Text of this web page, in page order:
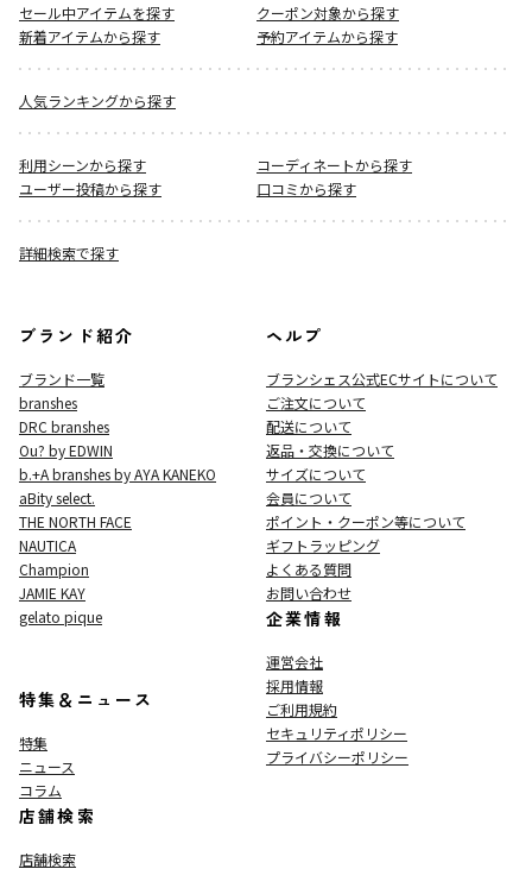
セール中アイテムを探す
クーポン対象から探す
新着アイテムから探す
予約アイテムから探す
人気ランキングから探す
利用シーンから探す
コーディネートから探す
ユーザー投稿から探す
口コミから探す
詳細検索で探す
ブランド紹介
ブランド一覧
branshes
DRC branshes
Ou? by EDWIN
b.+A branshes by AYA KANEKO
aBity select.
THE NORTH FACE
NAUTICA
Champion
JAMIE KAY
gelato pique
特集＆ニュース
特集
ニュース
コラム
店舗検索
店舗検索
ヘルプ
ブランシェス公式ECサイトについて
ご注文について
配送について
返品・交換について
サイズについて
会員について
ポイント・クーポン等について
ギフトラッピング
よくある質問
お問い合わせ
企業情報
運営会社
採用情報
ご利用規約
セキュリティポリシー
プライバシーポリシー